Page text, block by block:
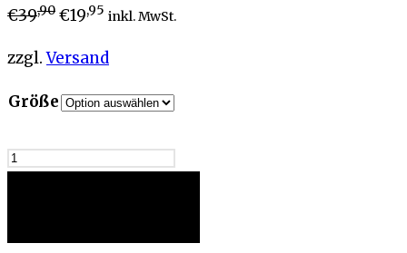
€39,90 €19,95 inkl. MwSt.
zzgl.Versand
Größe
MIX